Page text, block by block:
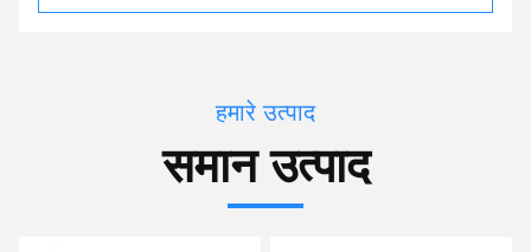
हमारे उत्पाद
समान उत्पाद